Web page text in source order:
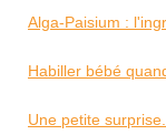
Alga-Paisium :
Habiller bébé
Une petite surprise...